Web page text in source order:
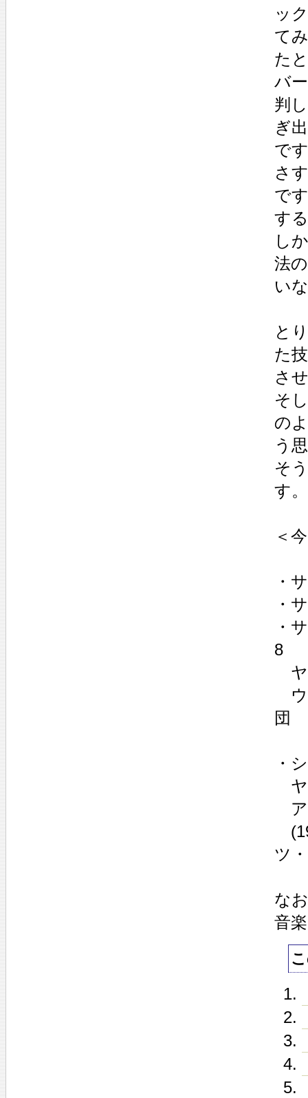
ッ
て
た
バ
判
ぎ
で
さ
で
す
し
法
い
と
た
さ
そ
の
う
そ
す。
＜
・
・
・
8
ヤ
ウ
団
・
ヤ
ア
ツ
な
音